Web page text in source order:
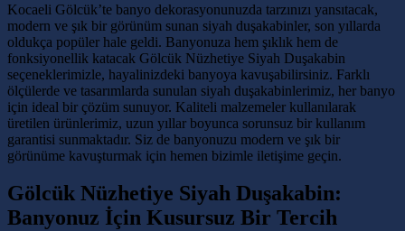
Kocaeli Gölcük’te banyo dekorasyonunuzda tarzınızı yansıtacak,
modern ve şık bir görünüm sunan siyah duşakabinler, son yıllarda
oldukça popüler hale geldi. Banyonuza hem şıklık hem de
fonksiyonellik katacak Gölcük Nüzhetiye Siyah Duşakabin
seçeneklerimizle, hayalinizdeki banyoya kavuşabilirsiniz. Farklı
ölçülerde ve tasarımlarda sunulan siyah duşakabinlerimiz, her banyo
için ideal bir çözüm sunuyor. Kaliteli malzemeler kullanılarak
üretilen ürünlerimiz, uzun yıllar boyunca sorunsuz bir kullanım
garantisi sunmaktadır. Siz de banyonuzu modern ve şık bir
görünüme kavuşturmak için hemen bizimle iletişime geçin.
Gölcük Nüzhetiye Siyah Duşakabin:
Banyonuz İçin Kusursuz Bir Tercih